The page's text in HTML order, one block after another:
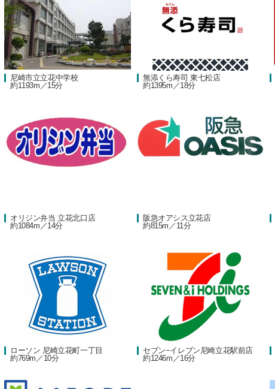
尼崎市立立花中学校
約1193m／15分
無添くら寿司 東七松店
約1395m／18分
オリジン弁当 立花北口店
約1084m／14分
阪急オアシス立花店
約815m／11分
ローソン 尼崎立花町一丁目
約769m／10分
セブン−イレブン尼崎立花駅前店
約1246m／16分